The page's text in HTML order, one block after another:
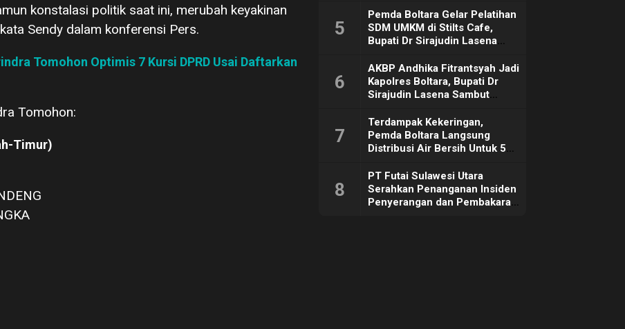
konstalasi politik saat ini, merubah keyakinan
Sendy dalam konferensi Pers.
Tomohon Optimis 7 Kursi DPRD Usai Daftarkan
Tomohon:
Timur)
5
Pemda Boltara Gelar Pelatihan
SDM UMKM di Stilts Cafe,
Bupati Dr Sirajudin Lasena
Dorong Ekonomi Daerah
6
AKBP Andhika Fitrantsyah Jadi
Kapolres Boltara, Bupati Dr
Sirajudin Lasena Sambut
7
Terdampak Kekeringan,
Pemda Boltara Langsung
Distribusi Air Bersih Untuk 50
8
PT Futai Sulawesi Utara
Serahkan Penanganan Insiden
Penyerangan dan Pembakaran